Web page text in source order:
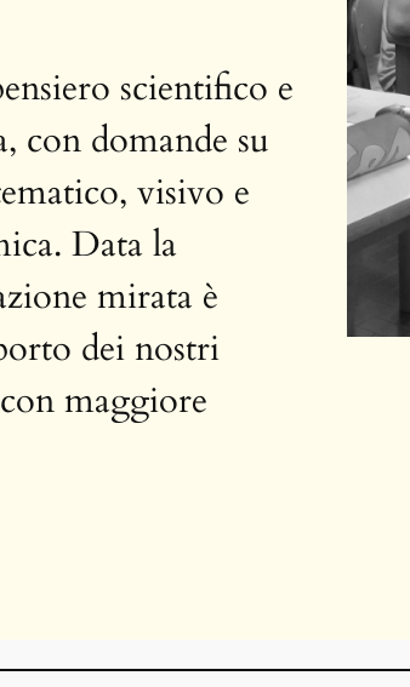
scientifico e
con domande su
visivo e
Data la
mirata è
dei nostri
maggiore